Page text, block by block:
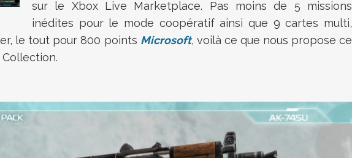
sur le Xbox Live Marketplace. Pas moins de 5 missions
inédites pour le mode coopératif ainsi que 9 cartes multi,
le tout pour 800 points Microsoft, voilà ce que nous propose ce